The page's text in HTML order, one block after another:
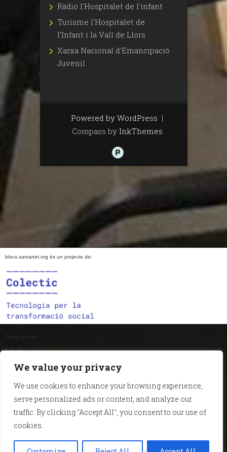
We value your privacy
We use cookies to enhance your browsing experience,
serve personalized ads or content, and analyze our
traffic. By clicking "Accept All", you consent to our use of
cookies.
Ràdio l'Hospitalet de l'infant
Turisme l'Hospitalet de
l'Infant i la Vall de Llors
Xarxa Nacional d'Emancipació
Juvenil
Powered by WordPress |
Compass by InkThemes
blocs.xarxanet.org és un projecte de:
Forma part de:
En col·laboració amb: